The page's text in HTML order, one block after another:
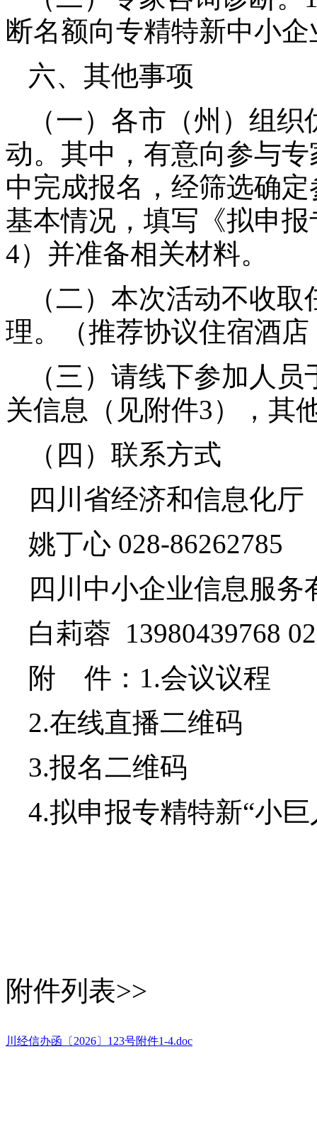
断名额向专精特新中小
六、其他事项
（一）各市（州）组
动。其中，有意向参与
中完成报名，经筛选确
基本情况，填写《拟申
4）并准备相关材料。
（二）本次活动不收
理。（推荐协议住宿酒
（三）请线下参加人员
关信息（见附件3），其
（四）联系方式
四川省经济和信息化厅
姚丁心 028-86262785
四川中小企业信息服
白莉蓉 13980439768
附 件： 1.会议议程
2.在线直播二维码
3.报名二维码
4.拟申报专精特新“小
附件列表>>
川经信办函〔2026〕123号附件1-4.doc